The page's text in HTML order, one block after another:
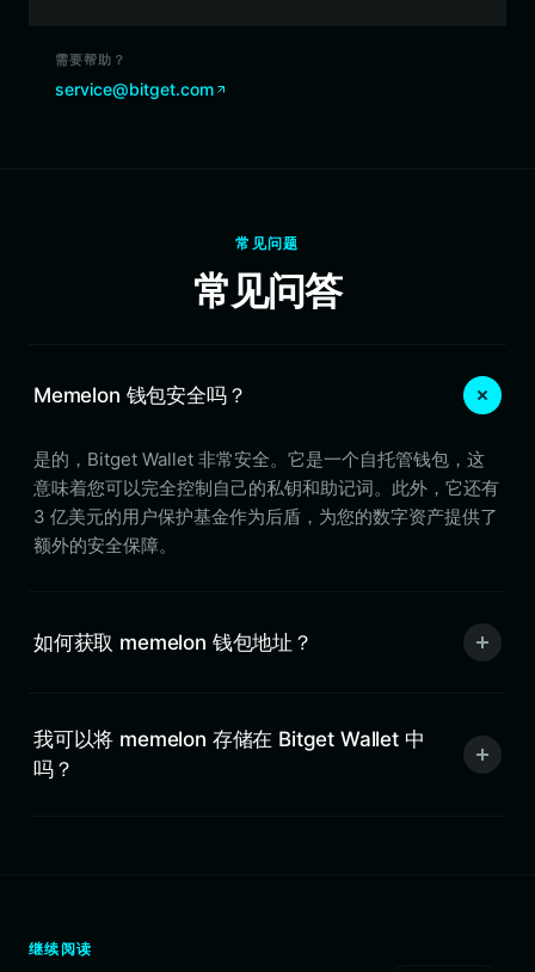
需要帮助？
service@bitget.com
常见问题
常见问答
Memelon 钱包安全吗？
是的，Bitget Wallet 非常安全。它是一个自托管钱包，这
意味着您可以完全控制自己的私钥和助记词。此外，它还有
3 亿美元的用户保护基金作为后盾，为您的数字资产提供了
额外的安全保障。
如何获取 memelon 钱包地址？
我可以将 memelon 存储在 Bitget Wallet 中
吗？
继续阅读